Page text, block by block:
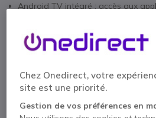
Android TV intégré : accès aux
Processeur X1 : optimisation de
Technologie Motionflow XR :
Design élégant avec cadre noir
Livré avec
1 X Sony BRAVIA 3 FWD-43S35
1 X Télécommande avec piles
1 X Câble d'alimentation
Chez Onedirect, votre
site est une priorité.
Gestion de vos préférences en